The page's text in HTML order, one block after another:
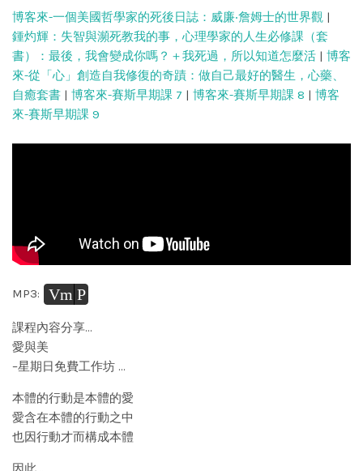
博客來-一個美國哲學家的死後日誌：威廉‧詹姆士的世界觀 |
鍾灼輝：失智與瀕死教我的事，心理學家的人生必修課（套
書）：最後，我會變成你嗎？＋我死過，所以知道怎麼活 | 博客
來-從「心」創造自我修復的奇蹟：做自己最好的醫生，心藥、
自癒套書 | 博客來-賽斯早期課 7 | 博客來-賽斯早期課 8 | 博客
來-賽斯早期課 9
MP3: Vm P
課程內容分享…
愛與美
–星期日免費工作坊 …
本體的行動是本體的愛
愛含在本體的行動之中
也因行動才而構成本體